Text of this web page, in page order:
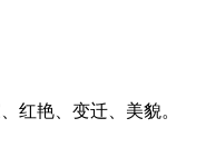
艳、变迁、美貌。